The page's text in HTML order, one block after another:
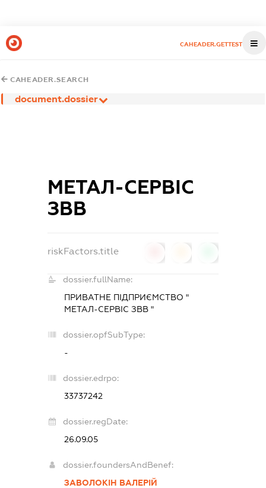
CAHEADER.GETTEST
CAHEADER.SEARCH
document.dossier
МЕТАЛ-СЕРВІС
ЗВВ
riskFactors.title
dossier.fullName:
ПРИВАТНЕ ПІДПРИЄМСТВО "
МЕТАЛ-СЕРВІС ЗВВ "
dossier.opfSubType:
-
dossier.edrpo:
33737242
dossier.regDate:
26.09.05
dossier.foundersAndBenef:
ЗАВОЛОКІН ВАЛЕРІЙ